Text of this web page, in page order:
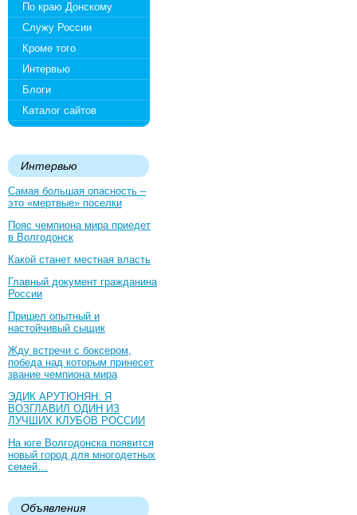
По краю Донскому
Служу России
Кроме того
Интервью
Блоги
Каталог сайтов
Интервью
Самая большая опасность –
это «мертвые» поселки
Пояс чемпиона мира приедет
в Волгодонск
Какой станет местная власть
Главный документ гражданина
России
Пришел опытный и
настойчивый сыщик
Жду встречи с боксером,
победа над которым принесет
звание чемпиона мира
ЭДИК АРУТЮНЯН: Я
ВОЗГЛАВИЛ ОДИН ИЗ
ЛУЧШИХ КЛУБОВ РОССИИ
На юге Волгодонска появится
новый город для многодетных
семей…
Объявления